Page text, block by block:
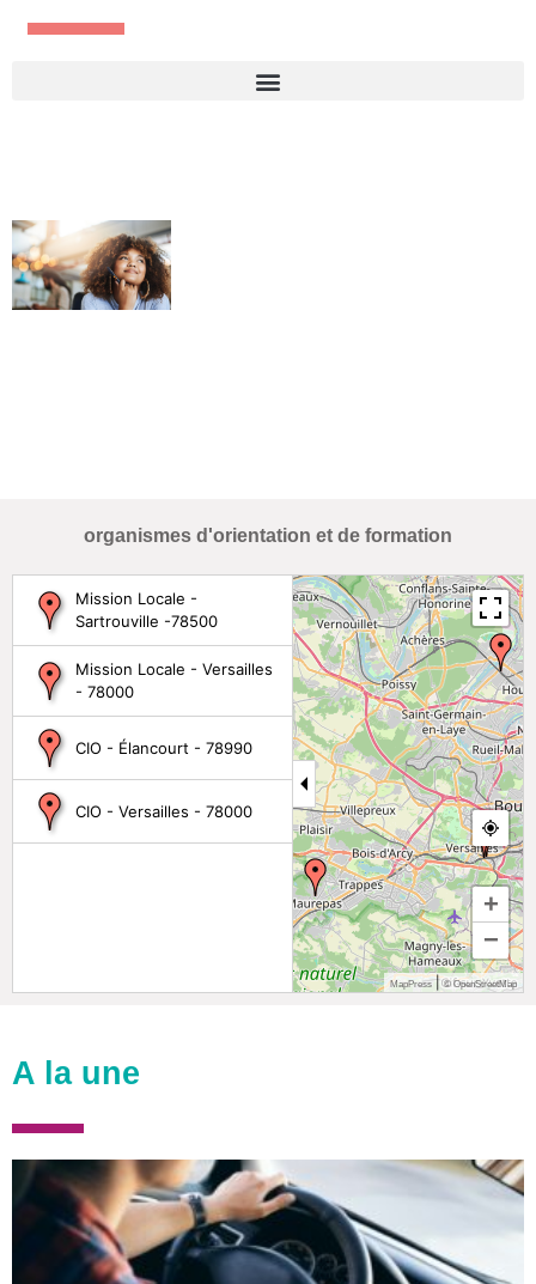
organismes d'orientation et de formation
Mission Locale -
Sartrouville -78500
Mission Locale - Versailles
- 78000
CIO - Élancourt - 78990
CIO - Versailles - 78000
+
−
MapPress|© OpenStreetMap
A la une